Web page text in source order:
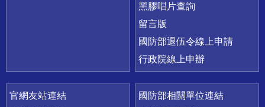
黑膠唱片查詢
留言版
國防部退伍令線上申請
行政院線上申辦
官網友站連結
國防部相關單位連結